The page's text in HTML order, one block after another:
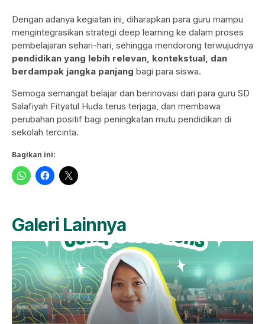
Dengan adanya kegiatan ini, diharapkan para guru mampu
mengintegrasikan strategi deep learning ke dalam proses
pembelajaran sehari-hari, sehingga mendorong terwujudnya
pendidikan yang lebih relevan, kontekstual, dan
berdampak jangka panjang bagi para siswa.
Semoga semangat belajar dan berinovasi dari para guru SD
Salafiyah Fityatul Huda terus terjaga, dan membawa
perubahan positif bagi peningkatan mutu pendidikan di
sekolah tercinta.
Bagikan ini:
Galeri Lainnya